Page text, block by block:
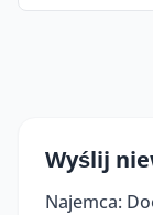
Wyślij
Najemca: